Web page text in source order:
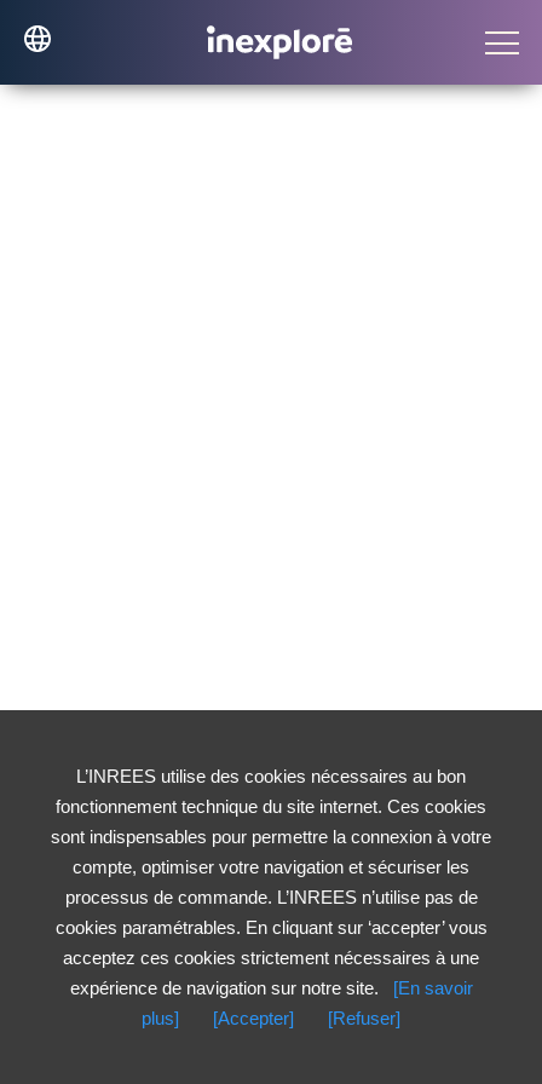
L’INREES utilise des cookies nécessaires au bon
fonctionnement technique du site internet. Ces cookies
sont indispensables pour permettre la connexion à votre
compte, optimiser votre navigation et sécuriser les
processus de commande. L’INREES n’utilise pas de
cookies paramétrables. En cliquant sur ‘accepter’ vous
acceptez ces cookies strictement nécessaires à une
expérience de navigation sur notre site.
[En savoir
plus]
[Accepter] [Refuser]